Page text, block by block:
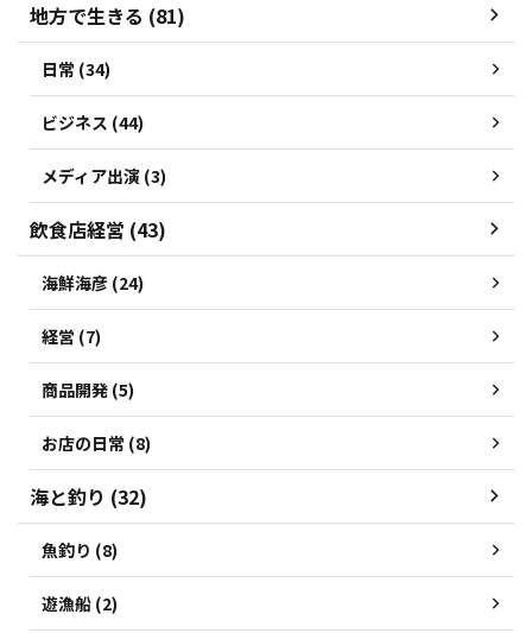
地方で生きる (81)
日常 (34)
ビジネス (44)
メディア出演 (3)
飲食店経営 (43)
海鮮海彦 (24)
経営 (7)
商品開発 (5)
お店の日常 (8)
海と釣り (32)
魚釣り (8)
遊漁船 (2)